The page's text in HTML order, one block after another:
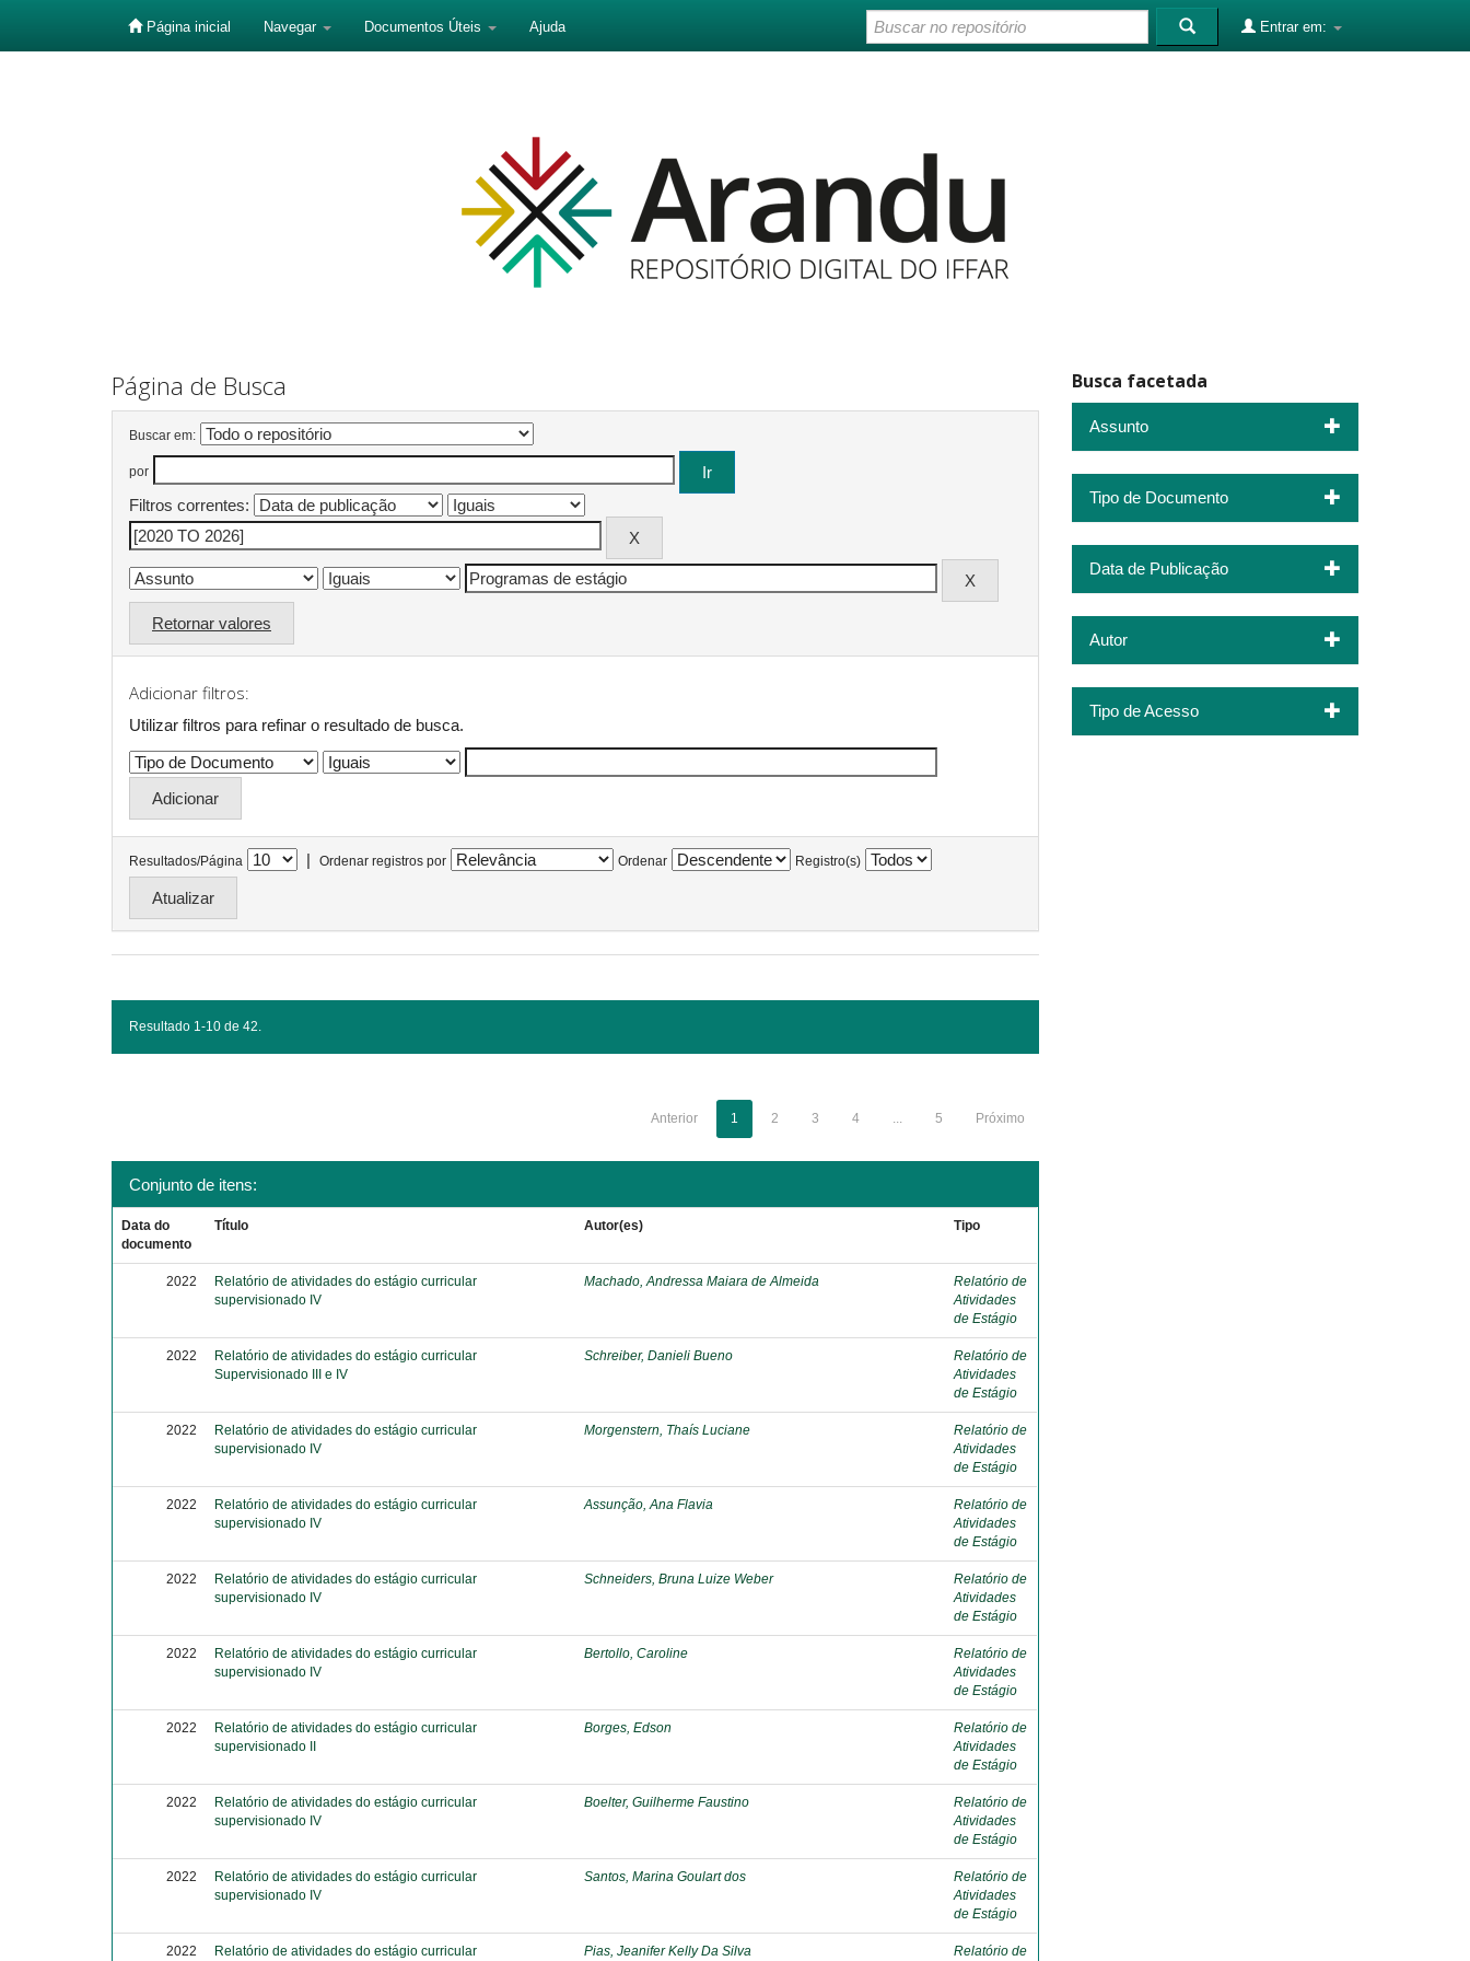
Página inicial Navegar Documentos Úteis Ajuda Entrar em:
Página de Busca
Buscar em:
por
Filtros correntes:
Retornar valores
Adicionar filtros:
Utilizar filtros para refinar o resultado de busca.
Resultados/Página | Ordenar registros por Ordenar Registro(s)
Resultado 1-10 de 42.
Anterior 1 2 3 4 ... 5 Próximo
Conjunto de itens:
Data do
documento
Título Autor(es) Tipo
2022
Relatório de atividades do estágio curricular
supervisionado IV
Machado, Andressa Maiara de Almeida
Relatório de
Atividades
de Estágio
2022
Relatório de atividades do estágio curricular
Supervisionado III e IV
Schreiber, Danieli Bueno
Relatório de
Atividades
de Estágio
2022
Relatório de atividades do estágio curricular
supervisionado IV
Morgenstern, Thaís Luciane
Relatório de
Atividades
de Estágio
2022
Relatório de atividades do estágio curricular
supervisionado IV
Assunção, Ana Flavia
Relatório de
Atividades
de Estágio
2022
Relatório de atividades do estágio curricular
supervisionado IV
Schneiders, Bruna Luize Weber
Relatório de
Atividades
de Estágio
2022
Relatório de atividades do estágio curricular
supervisionado IV
Bertollo, Caroline
Relatório de
Atividades
de Estágio
2022
Relatório de atividades do estágio curricular
supervisionado II
Borges, Edson
Relatório de
Atividades
de Estágio
2022
Relatório de atividades do estágio curricular
supervisionado IV
Boelter, Guilherme Faustino
Relatório de
Atividades
de Estágio
2022
Relatório de atividades do estágio curricular
supervisionado IV
Santos, Marina Goulart dos
Relatório de
Atividades
de Estágio
2022 Relatório de atividades do estágio curricular Pias, Jeanifer Kelly Da Silva Relatório de
Busca facetada
Assunto
Tipo de Documento
Data de Publicação
Autor
Tipo de Acesso